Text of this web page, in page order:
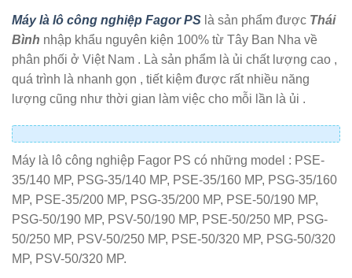
Máy là lô công nghiệp Fagor PS là sản phẩm được Thái
Bình nhập khẩu nguyên kiện 100% từ Tây Ban Nha về
phân phối ở Việt Nam . Là sản phẩm là ủi chất lượng cao ,
quá trình là nhanh gọn , tiết kiệm được rất nhiều năng
lượng cũng như thời gian làm việc cho mỗi lần là ủi .
Máy là lô công nghiệp Fagor PS có những model : PSE-
35/140 MP, PSG-35/140 MP, PSE-35/160 MP, PSG-35/160
MP, PSE-35/200 MP, PSG-35/200 MP, PSE-50/190 MP,
PSG-50/190 MP, PSV-50/190 MP, PSE-50/250 MP, PSG-
50/250 MP, PSV-50/250 MP, PSE-50/320 MP, PSG-50/320
MP, PSV-50/320 MP.